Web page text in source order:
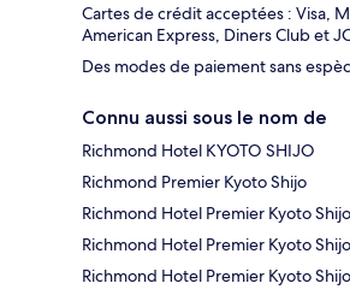
Cartes de crédit acceptées : Visa,
American Express, Diners Club et
Des modes de paiement sans
Connu aussi sous le nom de
Richmond Hotel KYOTO SHIJO
Richmond Premier Kyoto Shijo
Richmond Hotel Premier Kyoto
Richmond Hotel Premier Kyoto
Richmond Hotel Premier Kyoto